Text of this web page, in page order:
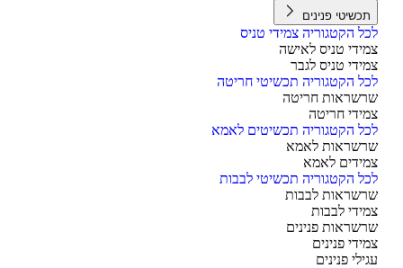
תכשיטי פנינים
הקטגוריה צמידי טניס
טניס לאישה
טניס לגבר
הקטגוריה תכשיטי חריטה
חריטה
חריטה
הקטגוריה תכשיטים לאמא
לאמא
לאמא
הקטגוריה תכשיטי לבבות
לבבות
לבבות
פנינים
פנינים
פנינים